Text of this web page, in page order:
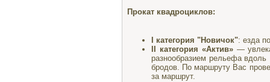
Прокат квадроциклов:
I категория "Новичок": езда
II категория «Актив»—
разнообразием рельефа вдоль
бродов. По маршруту Вас
за маршрут.